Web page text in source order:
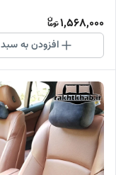
1,568,000
افزودن به سبد